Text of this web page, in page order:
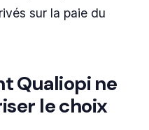
sur la paie du
Qualiopi ne
le choix